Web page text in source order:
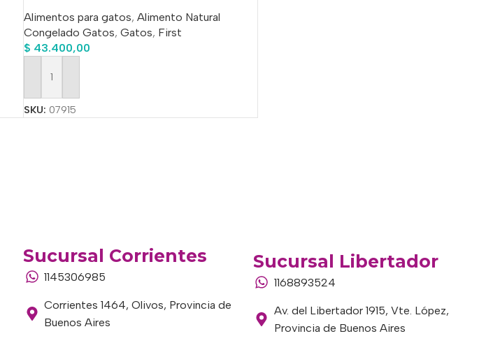
Alimentos para gatos, Alimento Natural
Congelado Gatos, Gatos, First
$ 43.400,00
Añadir Al Carrito
SKU: 07915
Sucursal Corrientes
1145306985
Corrientes 1464, Olivos, Provincia de
Buenos Aires
Sucursal Libertador
1168893524
Av. del Libertador 1915, Vte. López,
Provincia de Buenos Aires